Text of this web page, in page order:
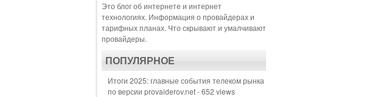
Это блог об интернете и интернет
технологиях. Информация о провайдерах и
тарифных планах. Что скрывают и умалчивают
провайдеры.
ПОПУЛЯРНОЕ
Итоги 2025: главные события телеком рынка
по версии provaiderov.net- 652 views